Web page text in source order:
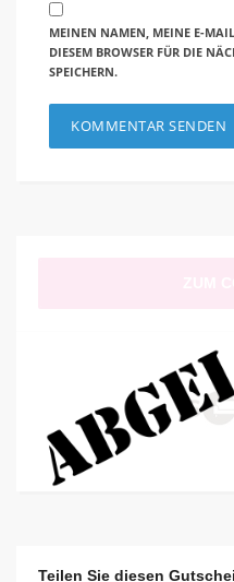
MEINEN NAMEN, MEINE E-
DIESEM BROWSER FÜR DIE
SPEICHERN.
Teilen Sie diesen